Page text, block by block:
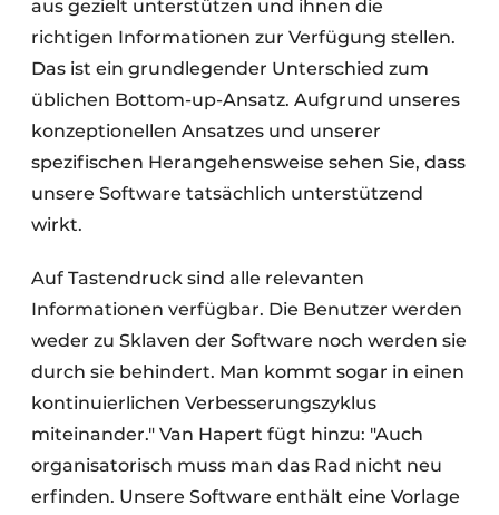
aus gezielt unterstützen und ihnen die
richtigen Informationen zur Verfügung stellen.
Das ist ein grundlegender Unterschied zum
üblichen Bottom-up-Ansatz. Aufgrund unseres
konzeptionellen Ansatzes und unserer
spezifischen Herangehensweise sehen Sie, dass
unsere Software tatsächlich unterstützend
wirkt.
Auf Tastendruck sind alle relevanten
Informationen verfügbar. Die Benutzer werden
weder zu Sklaven der Software noch werden sie
durch sie behindert. Man kommt sogar in einen
kontinuierlichen Verbesserungszyklus
miteinander." Van Hapert fügt hinzu: "Auch
organisatorisch muss man das Rad nicht neu
erfinden. Unsere Software enthält eine Vorlage